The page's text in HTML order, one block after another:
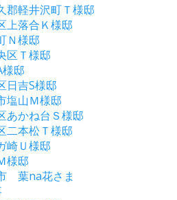
郡軽井沢町Ｔ様邸
上落合Ｋ様邸
Ｎ様邸
区Ｔ様邸
様邸
日吉S様邸
塩山Ｍ様邸
あかね台Ｓ様邸
二本松Ｔ様邸
崎Ｕ様邸
様邸
葉na花さま